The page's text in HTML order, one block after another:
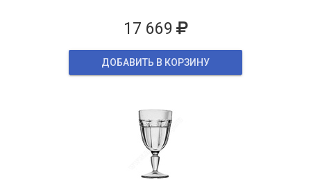
17 669
ДОБАВИТЬ В КОРЗИНУ